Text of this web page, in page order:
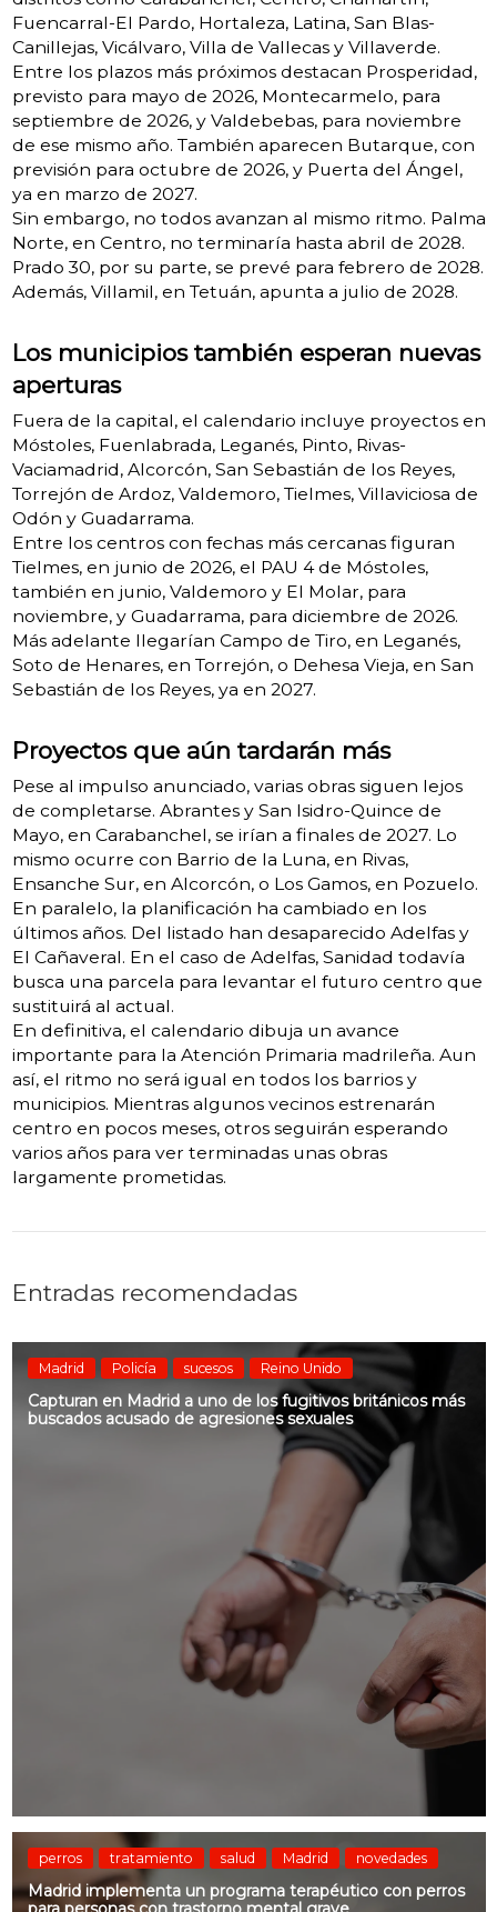
Fuencarral-El Pardo, Hortaleza, Latina, San Blas-
Canillejas, Vicálvaro, Villa de Vallecas y Villaverde.
Entre los plazos más próximos destacan Prosperidad,
previsto para mayo de 2026, Montecarmelo, para
septiembre de 2026, y Valdebebas, para noviembre
de ese mismo año. También aparecen Butarque, con
previsión para octubre de 2026, y Puerta del Ángel,
ya en marzo de 2027.
Sin embargo, no todos avanzan al mismo ritmo. Palma
Norte, en Centro, no terminaría hasta abril de 2028.
Prado 30, por su parte, se prevé para febrero de 2028.
Además, Villamil, en Tetuán, apunta a julio de 2028.
Los municipios también esperan nuevas
aperturas
Fuera de la capital, el calendario incluye proyectos en
Móstoles, Fuenlabrada, Leganés, Pinto, Rivas-
Vaciamadrid, Alcorcón, San Sebastián de los Reyes,
Torrejón de Ardoz, Valdemoro, Tielmes, Villaviciosa de
Odón y Guadarrama.
Entre los centros con fechas más cercanas figuran
Tielmes, en junio de 2026, el PAU 4 de Móstoles,
también en junio, Valdemoro y El Molar, para
noviembre, y Guadarrama, para diciembre de 2026.
Más adelante llegarían Campo de Tiro, en Leganés,
Soto de Henares, en Torrejón, o Dehesa Vieja, en San
Sebastián de los Reyes, ya en 2027.
Proyectos que aún tardarán más
Pese al impulso anunciado, varias obras siguen lejos
de completarse. Abrantes y San Isidro-Quince de
Mayo, en Carabanchel, se irían a finales de 2027. Lo
mismo ocurre con Barrio de la Luna, en Rivas,
Ensanche Sur, en Alcorcón, o Los Gamos, en Pozuelo.
En paralelo, la planificación ha cambiado en los
últimos años. Del listado han desaparecido Adelfas y
El Cañaveral. En el caso de Adelfas, Sanidad todavía
busca una parcela para levantar el futuro centro que
sustituirá al actual.
En definitiva, el calendario dibuja un avance
importante para la Atención Primaria madrileña. Aun
así, el ritmo no será igual en todos los barrios y
municipios. Mientras algunos vecinos estrenarán
centro en pocos meses, otros seguirán esperando
varios años para ver terminadas unas obras
largamente prometidas.
Entradas recomendadas
Madrid Policía sucesos Reino Unido
Capturan en Madrid a uno de los fugitivos británicos más
buscados acusado de agresiones sexuales
perros tratamiento salud Madrid novedades
Madrid implementa un programa terapéutico con perros